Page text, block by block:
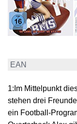
EAN
1:Im Mittelpunkt
stehen drei
ein Football-